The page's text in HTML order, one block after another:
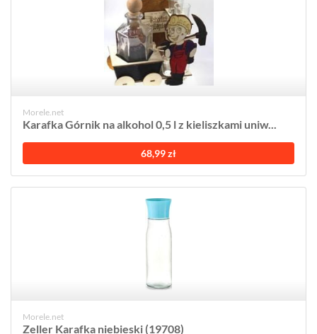
Morele.net
Karafka Górnik na alkohol 0,5 l z kieliszkami uniw...
68,99 zł
Morele.net
Zeller Karafka niebieski (19708)